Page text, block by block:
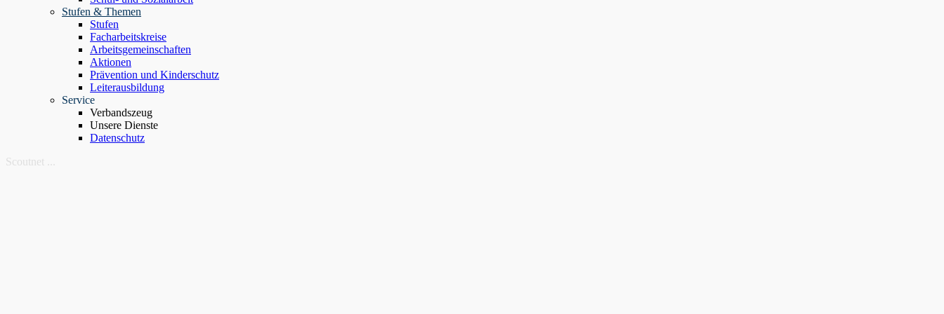
Stufen & Themen
Stufen
Facharbeitskreise
Arbeitsgemeinschaften
Aktionen
Prävention und Kinderschutz
Leiterausbildung
Service
Verbandszeug
Unsere Dienste
Datenschutz
Scoutnet ...